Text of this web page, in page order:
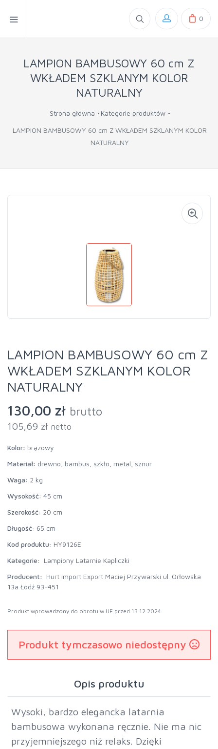
0
LAMPION BAMBUSOWY 60 cm Z
WKŁADEM SZKLANYM KOLOR
NATURALNY
Strona główna Kategorie produktów
LAMPION BAMBUSOWY 60 cm Z WKŁADEM SZKLANYM KOLOR
NATURALNY
LAMPION BAMBUSOWY 60 cm Z
WKŁADEM SZKLANYM KOLOR
NATURALNY
130,00 zł brutto
105,69 zł netto
Kolor: brązowy
Materiał: drewno, bambus, szkło, metal, sznur
Waga: 2 kg
Wysokość: 45 cm
Szerokość: 20 cm
Długość: 65 cm
Kod produktu: HY9126E
Kategorie:
Lampiony Latarnie Kapliczki
Producent:
Hurt Import Export Maciej Przywarski ul. Orłowska
13a Łódź 93-451
Produkt wprowadzony do obrotu w UE przed 13.12.2024
Produkt tymczasowo niedostępny
Opis produktu
Wysoki, bardzo elegancka latarnia
bambusowa wykonana ręcznie. Nie ma nic
przyjemniejszego niż relaks. Dzięki